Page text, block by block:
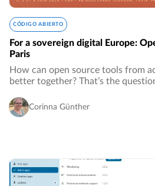
CÓDIGO ABIERTO
For a sovereign digital Europe:
Paris
How can open source tools from
better together? That’s the
French government’s DINUM,
Corinna Günther